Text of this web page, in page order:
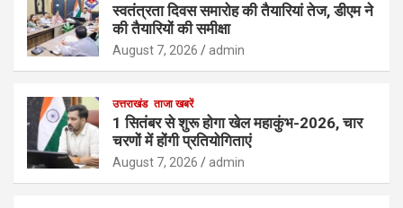
स्वतंत्रता दिवस समारोह की तैयारियां तेज, डीएम ने
की तैयारियों की समीक्षा
August 7, 2026 admin
उत्तराखंड ताजा खबरें
1 सितंबर से शुरू होगा खेल महाकुंभ-2026, चार
चरणों में होंगी प्रतियोगिताएं
August 7, 2026 admin